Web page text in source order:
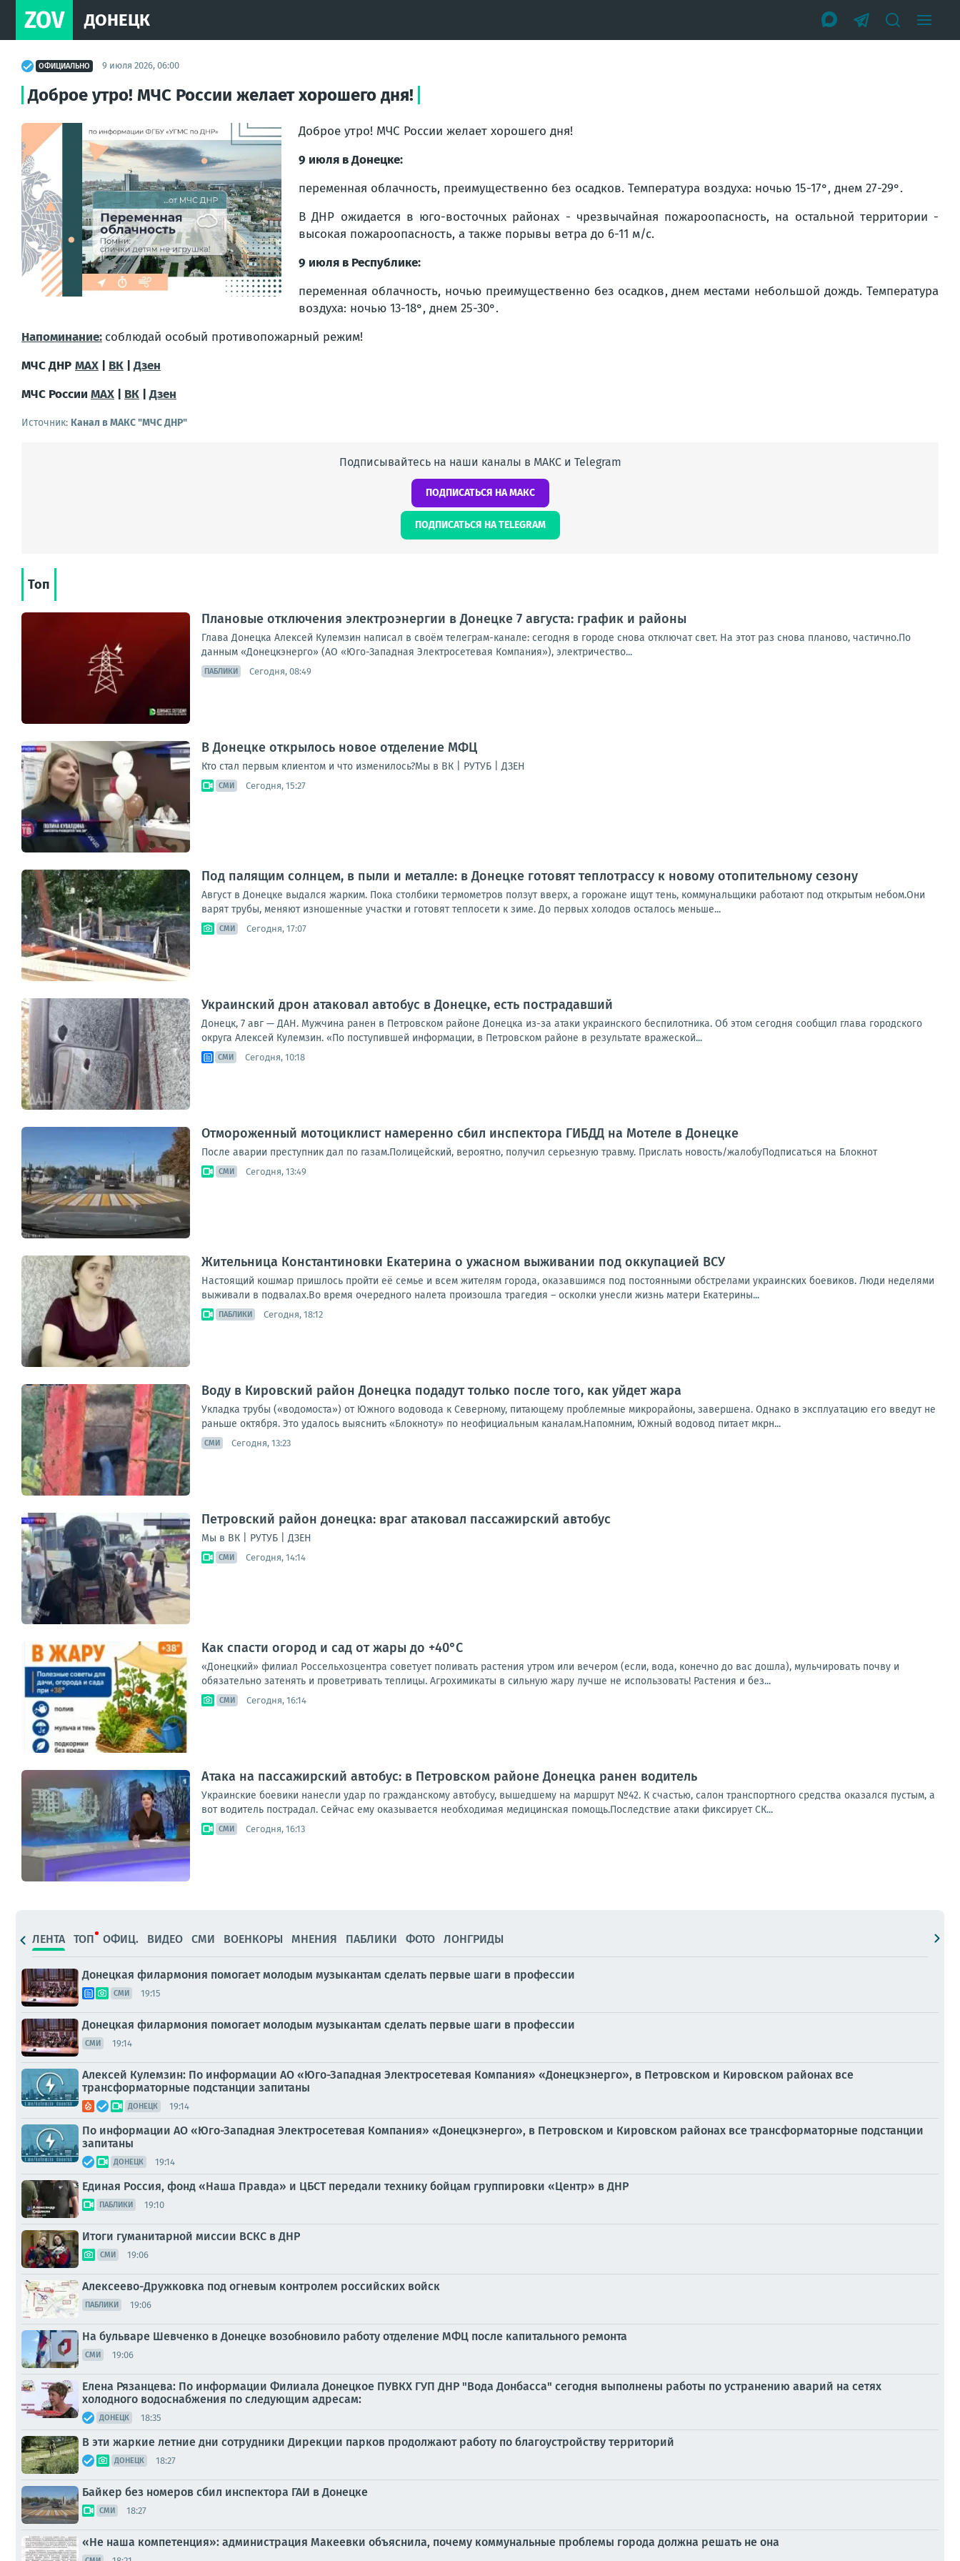
ZOV ДОНЕЦК
ОФИЦИАЛЬНО 9 июля 2026, 06:00
Доброе утро! МЧС России желает хорошего дня!
Доброе утро! МЧС России желает хорошего дня!
9 июля в Донецке:
переменная облачность, преимущественно без осадков. Температура воздуха: ночью 15-17°, днем 27-29°.
В ДНР ожидается в юго-восточных районах - чрезвычайная пожароопасность, на остальной территории -
высокая пожароопасность, а также порывы ветра до 6-11 м/с.
9 июля в Республике:
переменная облачность, ночью преимущественно без осадков, днем местами небольшой дождь. Температура
воздуха: ночью 13-18°, днем 25-30°.
Напоминание: соблюдай особый противопожарный режим!
МЧС ДНР MAX ВК |Дзен
МЧС России MAX ВК |Дзен
Источник: Канал в МАКС "МЧС ДНР"
Подписывайтесь на наши каналы в МАКС и Telegram
ПОДПИСАТЬСЯ НА МАКС
ПОДПИСАТЬСЯ НА TELEGRAM
Топ
Плановые отключения электроэнергии в Донецке 7 августа: график и районы
Глава Донецка Алексей Кулемзин написал в своём телеграм-канале: сегодня в городе снова отключат свет. На этот раз снова планово, частично.По
данным «Донецкэнерго» (АО «Юго-Западная Электросетевая Компания»), электричество...
ПАБЛИКИ Сегодня, 08:49
В Донецке открылось новое отделение МФЦ
Кто стал первым клиентом и что изменилось?Мы в ВК | РУТУБ | ДЗЕН
СМИ Сегодня, 15:27
Под палящим солнцем, в пыли и металле: в Донецке готовят теплотрассу к новому отопительному сезону
Август в Донецке выдался жарким. Пока столбики термометров ползут вверх, а горожане ищут тень, коммунальщики работают под открытым небом.Они
варят трубы, меняют изношенные участки и готовят теплосети к зиме. До первых холодов осталось меньше...
СМИ Сегодня, 17:07
Украинский дрон атаковал автобус в Донецке, есть пострадавший
Донецк, 7 авг — ДАН. Мужчина ранен в Петровском районе Донецка из-за атаки украинского беспилотника. Об этом сегодня сообщил глава городского
округа Алексей Кулемзин. «По поступившей информации, в Петровском районе в результате вражеской...
СМИ Сегодня, 10:18
Отмороженный мотоциклист намеренно сбил инспектора ГИБДД на Мотеле в Донецке
После аварии преступник дал по газам.Полицейский, вероятно, получил серьезную травму. Прислать новость/жалобуПодписаться на Блокнот
СМИ Сегодня, 13:49
Жительница Константиновки Екатерина о ужасном выживании под оккупацией ВСУ
Настоящий кошмар пришлось пройти её семье и всем жителям города, оказавшимся под постоянными обстрелами украинских боевиков. Люди неделями
выживали в подвалах.Во время очередного налета произошла трагедия – осколки унесли жизнь матери Екатерины...
ПАБЛИКИ Сегодня, 18:12
Воду в Кировский район Донецка подадут только после того, как уйдет жара
Укладка трубы («водомоста») от Южного водовода к Северному, питающему проблемные микрорайоны, завершена. Однако в эксплуатацию его введут не
раньше октября. Это удалось выяснить «Блокноту» по неофициальным каналам.Напомним, Южный водовод питает мкрн...
СМИ Сегодня, 13:23
Петровский район донецка: враг атаковал пассажирский автобус
Мы в ВК | РУТУБ | ДЗЕН
СМИ Сегодня, 14:14
Как спасти огород и сад от жары до +40°C
«Донецкий» филиал Россельхозцентра советует поливать растения утром или вечером (если, вода, конечно до вас дошла), мульчировать почву и
обязательно затенять и проветривать теплицы. Агрохимикаты в сильную жару лучше не использовать! Растения и без...
СМИ Сегодня, 16:14
Атака на пассажирский автобус: в Петровском районе Донецка ранен водитель
Украинские боевики нанесли удар по гражданскому автобусу, вышедшему на маршрут №42. К счастью, салон транспортного средства оказался пустым, а
вот водитель пострадал. Сейчас ему оказывается необходимая медицинская помощь.Последствие атаки фиксирует СК...
СМИ Сегодня, 16:13
ЛЕНТА ТОП ОФИЦ. ВИДЕО СМИ ВОЕНКОРЫ МНЕНИЯ ПАБЛИКИ ФОТО ЛОНГРИДЫ
Донецкая филармония помогает молодым музыкантам сделать первые шаги в профессии
СМИ 19:15
Донецкая филармония помогает молодым музыкантам сделать первые шаги в профессии
СМИ 19:14
Алексей Кулемзин: По информации АО «Юго-Западная Электросетевая Компания» «Донецкэнерго», в Петровском и Кировском районах все
трансформаторные подстанции запитаны
ДОНЕЦК 19:14
По информации АО «Юго-Западная Электросетевая Компания» «Донецкэнерго», в Петровском и Кировском районах все трансформаторные подстанции
запитаны
ДОНЕЦК 19:14
Единая Россия, фонд «Наша Правда» и ЦБСТ передали технику бойцам группировки «Центр» в ДНР
ПАБЛИКИ 19:10
Итоги гуманитарной миссии ВСКС в ДНР
СМИ 19:06
Алексеево-Дружковка под огневым контролем российских войск
ПАБЛИКИ 19:06
На бульваре Шевченко в Донецке возобновило работу отделение МФЦ после капитального ремонта
СМИ 19:06
Елена Рязанцева: По информации Филиала Донецкое ПУВКХ ГУП ДНР "Вода Донбасса" сегодня выполнены работы по устранению аварий на сетях
холодного водоснабжения по следующим адресам:
ДОНЕЦК 18:35
В эти жаркие летние дни сотрудники Дирекции парков продолжают работу по благоустройству территорий
ДОНЕЦК 18:27
Байкер без номеров сбил инспектора ГАИ в Донецке
СМИ 18:27
«Не наша компетенция»: администрация Макеевки объяснила, почему коммунальные проблемы города должна решать не она